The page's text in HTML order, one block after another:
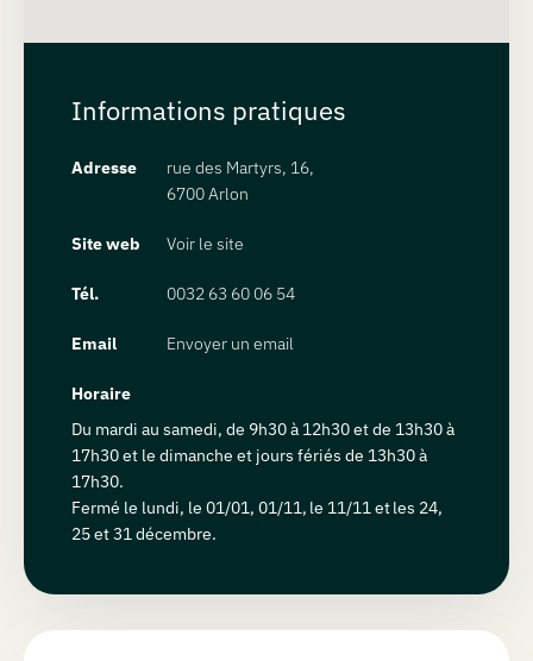
Informations pratiques
Adresse
rue des Martyrs, 16,
6700 Arlon
Site web Voir le site
Tél. 0032 63 60 06 54
Email Envoyer un email
Horaire
Du mardi au samedi, de 9h30 à 12h30 et de 13h30 à
17h30 et le dimanche et jours fériés de 13h30 à
17h30.
Fermé le lundi, le 01/01, 01/11, le 11/11 et les 24,
25 et 31 décembre.